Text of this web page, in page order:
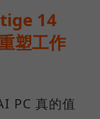
14
塑工作
PC 真的值